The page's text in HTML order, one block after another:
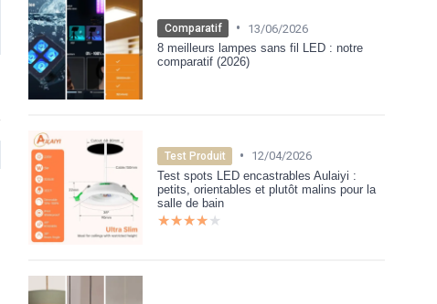
Comparatif •
13/06/2026
8 meilleurs lampes sans fil LED : notre
comparatif (2026)
Test Produit •
12/04/2026
Test spots LED encastrables Aulaiyi :
petits, orientables et plutôt malins pour la
salle de bain
★★★★★
★★★★★